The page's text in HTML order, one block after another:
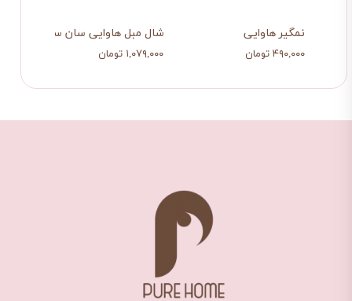
شال مبل هاوایی سان ست
۱,۰۷۹,۰۰۰ تومان
نمگیر هاوایی
۴۹۰,۰۰۰ تومان